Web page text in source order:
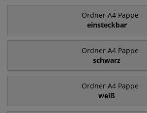
Ordner A4 Pappe
einsteckbar
Ordner A4 Pappe
schwarz
Ordner A4 Pappe
weiß